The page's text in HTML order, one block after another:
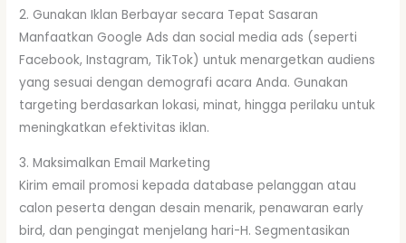
2. Gunakan Iklan Berbayar secara Tepat Sasaran
Manfaatkan Google Ads dan social media ads (seperti
Facebook, Instagram, TikTok) untuk menargetkan audiens
yang sesuai dengan demografi acara Anda. Gunakan
targeting berdasarkan lokasi, minat, hingga perilaku untuk
meningkatkan efektivitas iklan.
3. Maksimalkan Email Marketing
Kirim email promosi kepada database pelanggan atau
calon peserta dengan desain menarik, penawaran early
bird, dan pengingat menjelang hari-H. Segmentasikan